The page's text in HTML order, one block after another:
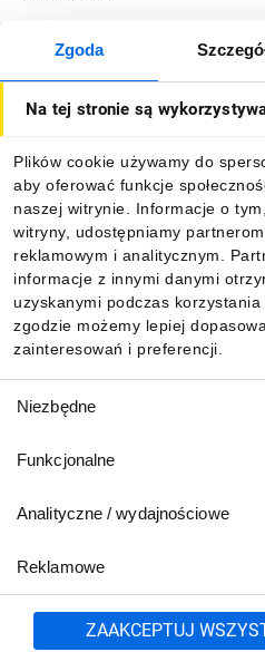
Zgoda
Na tej stronie są
Plików cookie używamy do
aby oferować funkcje
naszej witrynie. Informacje o
witryny, udostępniamy partnerom
reklamowym i analitycznym.
informacje z innymi danymi
uzyskanymi podczas korzystania
zgodzie możemy lepiej
zainteresowań i preferencji.
zgody
Niezbędne
Funkcjonalne
Analityczne / wydajnościowe
Reklamowe
ZAAKCEPTUJ
O firmie
Informacje
Pobierz naszą
801 500 700 lub